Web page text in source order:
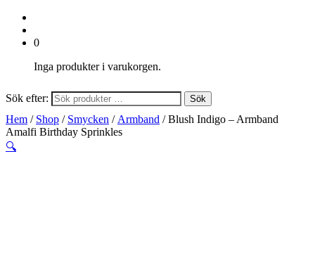
0
Inga produkter i varukorgen.
Sök efter: Sök
Hem / Shop / Smycken / Armband / Blush Indigo – Armband
Amalfi Birthday Sprinkles
🔍